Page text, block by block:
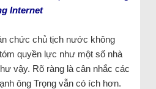
Internet
chức chủ tịch nước không
quyền lực như một số nhà
vậy. Rõ ràng là cân nhắc các
ông Trọng vẫn có ích hơn.